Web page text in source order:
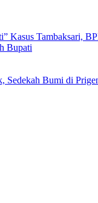
Kasus Tambaksari,
Bupati
Sedekah Bumi di